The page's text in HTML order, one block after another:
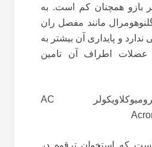
بازو همچنان کم است. به
مانند مفصل ران
ندارد و پایداری آن بیشتر به
اطراف آن تامین
مفصل آکرومیوکلاویکولر AC
که استخوان ترقوه در